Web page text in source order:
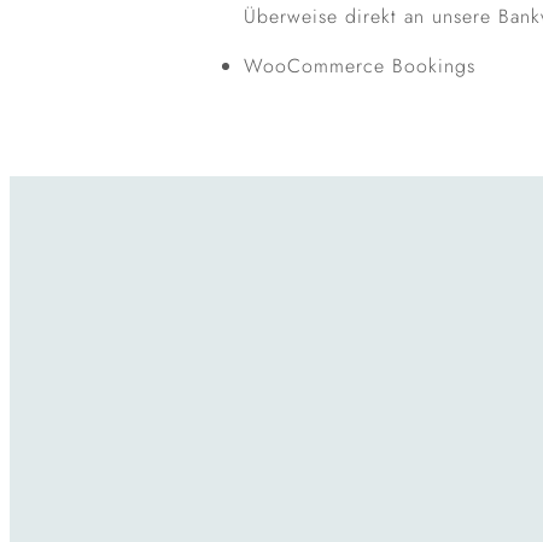
Überweise direkt an unsere
WooCommerce Bookings